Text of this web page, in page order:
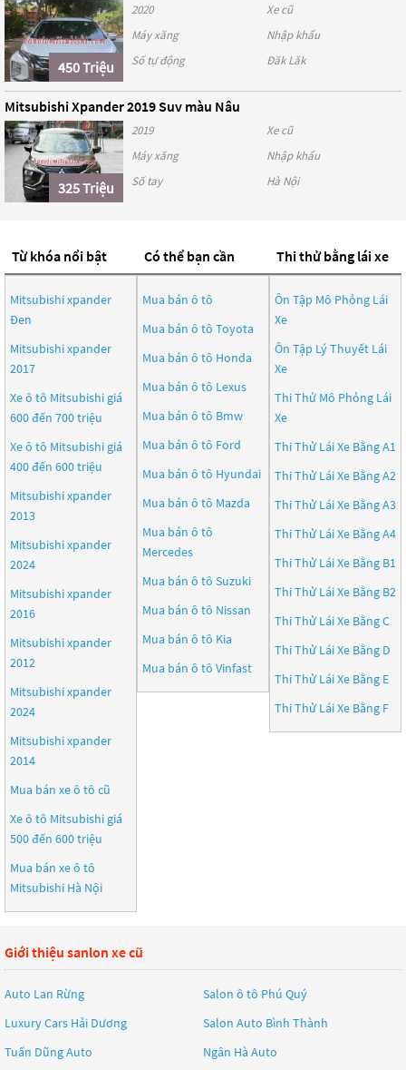
450 Triệu
2020
Xe cũ
Máy xăng
Nhập khẩu
Số tự động
Đăk Lăk
Mitsubishi Xpander 2019 Suv màu Nâu
325 Triệu
2019
Xe cũ
Máy xăng
Nhập khẩu
Số tay
Hà Nội
Từ khóa nổi bật
Mitsubishi xpander
Đen
Mitsubishi xpander
2017
Xe ô tô Mitsubishi giá
600 đến 700 triệu
Xe ô tô Mitsubishi giá
400 đến 600 triệu
Mitsubishi xpander
2013
Mitsubishi xpander
2024
Mitsubishi xpander
2016
Mitsubishi xpander
2012
Mitsubishi xpander
2024
Mitsubishi xpander
2014
Mua bán xe ô tô cũ
Xe ô tô Mitsubishi giá
500 đến 600 triệu
Mua bán xe ô tô
Mitsubishi Hà Nội
Có thể bạn cần
Mua bán ô tô
Mua bán ô tô Toyota
Mua bán ô tô Honda
Mua bán ô tô Lexus
Mua bán ô tô Bmw
Mua bán ô tô Ford
Mua bán ô tô Hyundai
Mua bán ô tô Mazda
Mua bán ô tô
Mercedes
Mua bán ô tô Suzuki
Mua bán ô tô Nissan
Mua bán ô tô Kia
Mua bán ô tô Vinfast
Thi thử bằng lái xe
Ôn Tập Mô Phỏng Lái
Xe
Ôn Tập Lý Thuyết Lái
Xe
Thi Thử Mô Phỏng Lái
Xe
Thi Thử Lái Xe Bằng A1
Thi Thử Lái Xe Bằng A2
Thi Thử Lái Xe Bằng A3
Thi Thử Lái Xe Bằng A4
Thi Thử Lái Xe Bằng B1
Thi Thử Lái Xe Bằng B2
Thi Thử Lái Xe Bằng C
Thi Thử Lái Xe Bằng D
Thi Thử Lái Xe Bằng E
Thi Thử Lái Xe Bằng F
Giới thiệu sanlon xe cũ
Auto Lan Rừng
Salon ô tô Phú Quý
Luxury Cars Hải Dương
Salon Auto Bình Thành
Tuấn Dũng Auto
Ngân Hà Auto